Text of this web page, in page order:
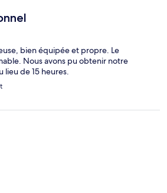
bien équipée et propre. Le
Nous avons pu obtenir notre
lieu de 15 heures.